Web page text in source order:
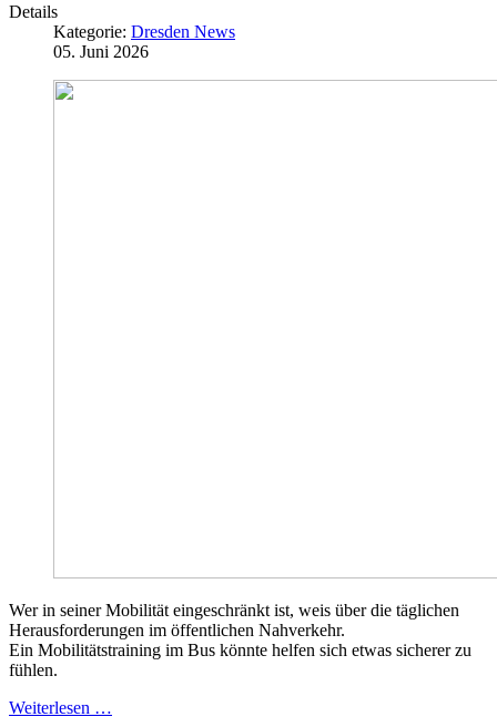
Details
Kategorie: Dresden News
05. Juni 2026
Wer in seiner Mobilität eingeschränkt ist, weis über die täglichen
Herausforderungen im öffentlichen Nahverkehr.
Ein Mobilitätstraining im Bus könnte helfen sich etwas sicherer zu
fühlen.
Weiterlesen …